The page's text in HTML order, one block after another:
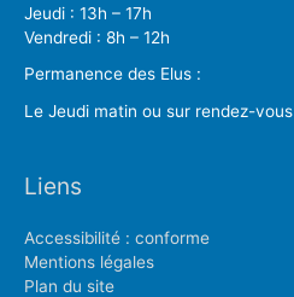
Jeudi : 13h – 17h
Vendredi : 8h – 12h
Permanence des Elus :
Le Jeudi matin ou sur rendez-vous
Liens
Accessibilité : conforme
Mentions légales
Plan du site